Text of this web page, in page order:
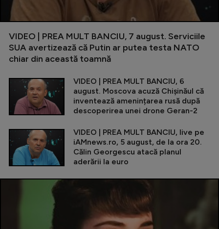
VIDEO | PREA MULT BANCIU, 7 august. Serviciile
SUA avertizează că Putin ar putea testa NATO
chiar din această toamnă
VIDEO | PREA MULT BANCIU, 6
august. Moscova acuză Chișinăul că
inventează amenințarea rusă după
descoperirea unei drone Geran-2
VIDEO | PREA MULT BANCIU, live pe
iAMnews.ro, 5 august, de la ora 20.
Călin Georgescu atacă planul
aderării la euro